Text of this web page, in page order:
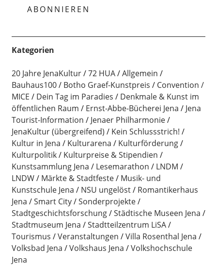
Kategorien
20 Jahre JenaKultur 72 HUA
Allgemein
Bauhaus100
Botho Graef-Kunstpreis
Convention /
MICE
Dein Tag im Paradies
Denkmale & Kunst im
öffentlichen Raum
Ernst-Abbe-Bücherei Jena
Jena
Tourist-Information
Jenaer Philharmonie
JenaKultur (übergreifend)
Kein Schlussstrich!
Kultur in Jena
Kulturarena
Kulturförderung
Kulturpolitik
Kulturpreise & Stipendien
Kunstsammlung Jena
Lesemarathon
LNDM
LNDW
Märkte & Stadtfeste
Musik- und
Kunstschule Jena
NSU ungelöst
Romantikerhaus
Jena
Smart City
Sonderprojekte
Stadtgeschichtsforschung
Städtische Museen Jena
Stadtmuseum Jena
Stadtteilzentrum LiSA
Tourismus
Veranstaltungen
Villa Rosenthal Jena
Volksbad Jena
Volkshaus Jena
Volkshochschule
Jena